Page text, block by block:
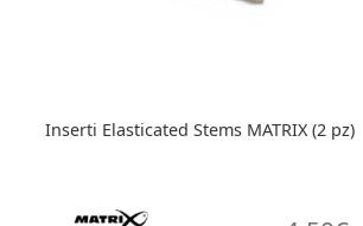
Inserti Elasticated Stems MATRIX (2 pz)